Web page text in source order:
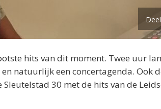
hits van dit moment. Twee uur
natuurlijk een concertagenda. Ook
30 met de hits van de